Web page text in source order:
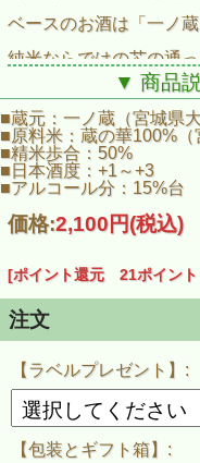
ベースのお酒は「一ノ
純米ならではの芯の通
芳醇な旨味に溢れる、
昔ながらの麹の香りの
滑らかな口当たり、膨
充実した味わいを醸し
冷やから常温、お燗でも
幅広い温度体でお楽しみ
この商品のラベルデザイ
ト致します！
※ご注文時に選択して下
発送までに３週間から
正式な発送日につきま
※ご決済方法を『銀行振
金確認後から１～２週
※完全受注生産品の為
指定日までのお届けが
▼ 商品
■蔵元：一ノ蔵（宮城県
■原料米：蔵の華100%（
■精米歩合：50%
■日本酒度：+1～+3
■アルコール分：15%台
価格:2,100円(税込)
[ポイント還元 21ポイン
注文
【ラベルプレゼント】:
【包装とギフト箱】: